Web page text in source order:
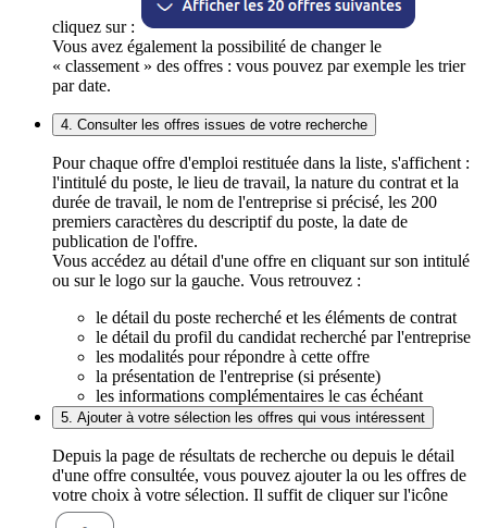
cliquez sur :
Vous avez également la possibilité de changer le
« classement » des offres : vous pouvez par exemple les trier
par date.
4. Consulter les offres issues de votre recherche
Pour chaque offre d'emploi restituée dans la liste, s'affichent :
l'intitulé du poste, le lieu de travail, la nature du contrat et la
durée de travail, le nom de l'entreprise si précisé, les 200
premiers caractères du descriptif du poste, la date de
publication de l'offre.
Vous accédez au détail d'une offre en cliquant sur son intitulé
ou sur le logo sur la gauche. Vous retrouvez :
le détail du poste recherché et les éléments de contrat
le détail du profil du candidat recherché par l'entreprise
les modalités pour répondre à cette offre
la présentation de l'entreprise (si présente)
les informations complémentaires le cas échéant
5. Ajouter à votre sélection les offres qui vous intéressent
Depuis la page de résultats de recherche ou depuis le détail
d'une offre consultée, vous pouvez ajouter la ou les offres de
votre choix à votre sélection. Il suffit de cliquer sur l'icône